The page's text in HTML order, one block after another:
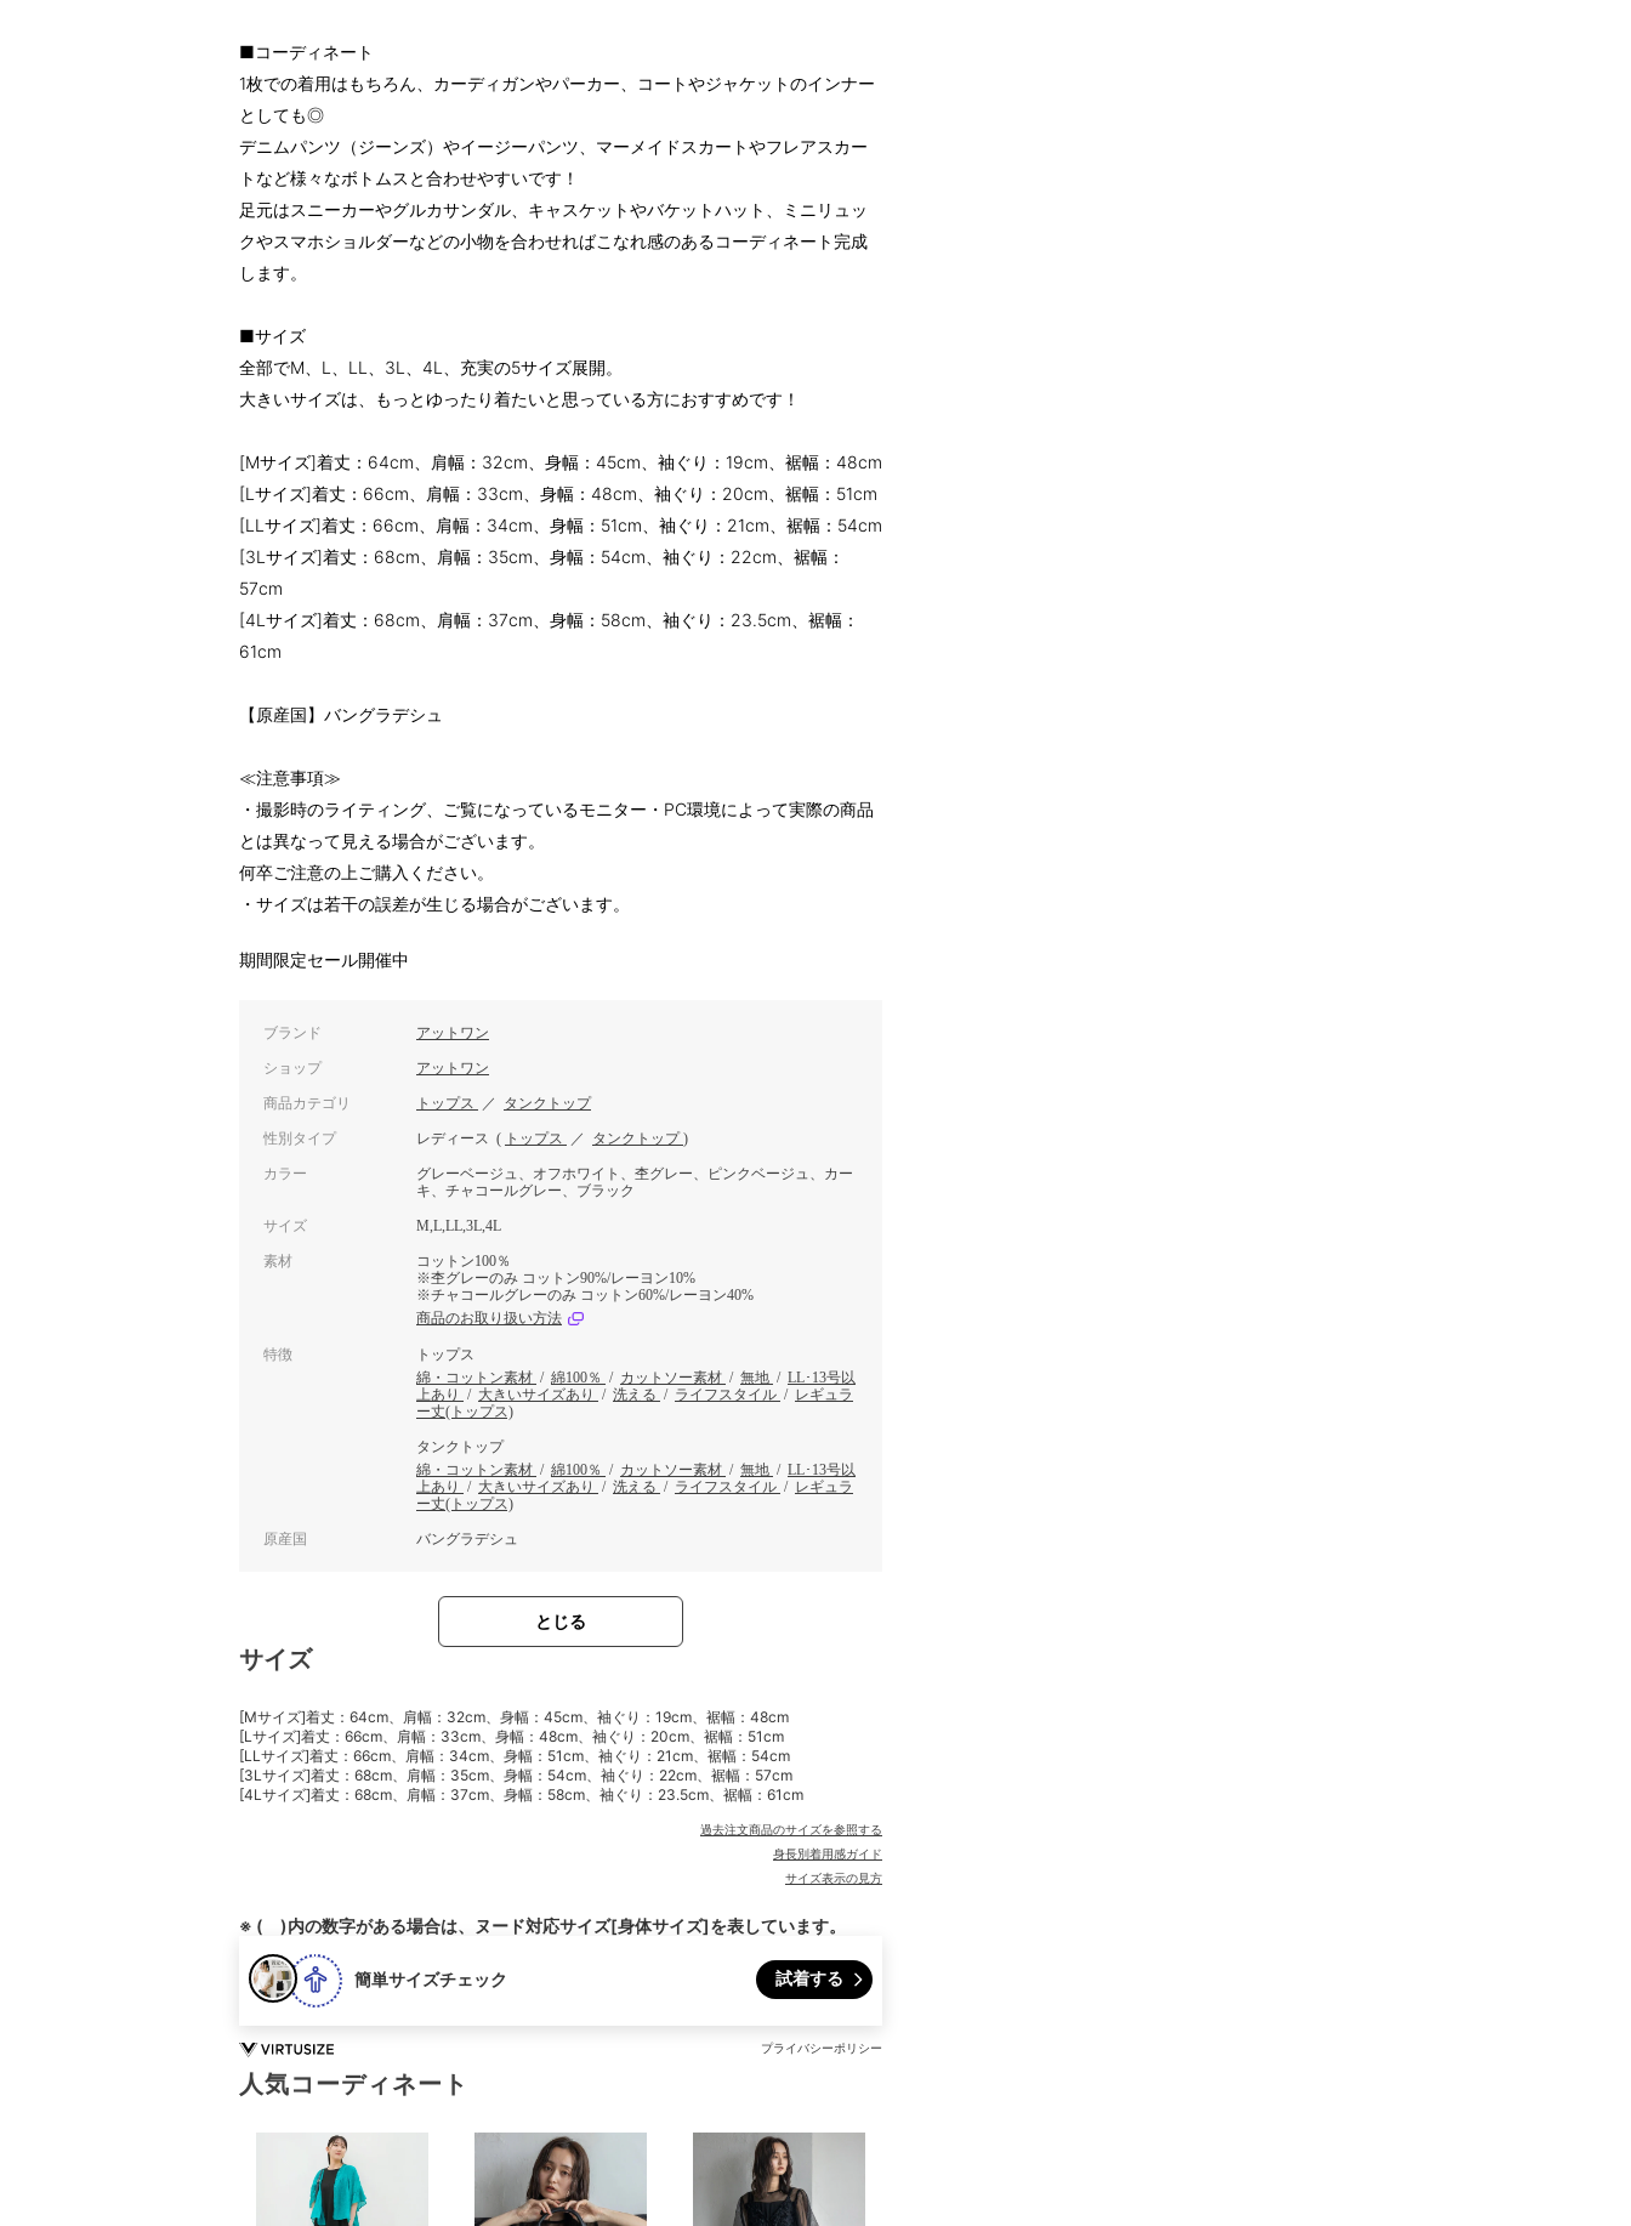
■コーディネート
1枚での着用はもちろん、カーディガンやパーカー、コートやジャケットのインナー
としても◎
デニムパンツ（ジーンズ）やイージーパンツ、マーメイドスカートやフレアスカー
トなど様々なボトムスと合わせやすいです！
足元はスニーカーやグルカサンダル、キャスケットやバケットハット、ミニリュッ
クやスマホショルダーなどの小物を合わせればこなれ感のあるコーディネート完成
します。
■サイズ
全部でM、L、LL、3L、4L、充実の5サイズ展開。
大きいサイズは、もっとゆったり着たいと思っている方におすすめです！
[Mサイズ]着丈：64cm、肩幅：32cm、身幅：45cm、袖ぐり：19cm、裾幅：48cm
[Lサイズ]着丈：66cm、肩幅：33cm、身幅：48cm、袖ぐり：20cm、裾幅：51cm
[LLサイズ]着丈：66cm、肩幅：34cm、身幅：51cm、袖ぐり：21cm、裾幅：54cm
[3Lサイズ]着丈：68cm、肩幅：35cm、身幅：54cm、袖ぐり：22cm、裾幅：
57cm
[4Lサイズ]着丈：68cm、肩幅：37cm、身幅：58cm、袖ぐり：23.5cm、裾幅：
61cm
【原産国】バングラデシュ
≪注意事項≫
・撮影時のライティング、ご覧になっているモニター・PC環境によって実際の商品
とは異なって見える場合がございます。
何卒ご注意の上ご購入ください。
・サイズは若干の誤差が生じる場合がございます。
期間限定セール開催中
ブランド アットワン
ショップ アットワン
商品カテゴリ トップス ／ タンクトップ
性別タイプ レディース ( トップス ／ タンクトップ )
カラー
グレーベージュ、オフホワイト、杢グレー、ピンクベージュ、カー
キ、チャコールグレー、ブラック
サイズ M,L,LL,3L,4L
素材
コットン100％
※杢グレーのみ コットン90%/レーヨン10%
※チャコールグレーのみ コットン60%/レーヨン40%
商品のお取り扱い方法
特徴
トップス
綿・コットン素材 / 綿100％ / カットソー素材 / 無地 / LL･13号以
上あり
/ 大きいサイズあり / 洗える / ライフスタイル / レギュラ
ー丈(トップス)
タンクトップ
綿・コットン素材 / 綿100％ / カットソー素材 / 無地 / LL･13号以
上あり
/ 大きいサイズあり / 洗える / ライフスタイル / レギュラ
ー丈(トップス)
原産国 バングラデシュ
とじる
サイズ
[Mサイズ]着丈：64cm、肩幅：32cm、身幅：45cm、袖ぐり：19cm、裾幅：48cm
[Lサイズ]着丈：66cm、肩幅：33cm、身幅：48cm、袖ぐり：20cm、裾幅：51cm
[LLサイズ]着丈：66cm、肩幅：34cm、身幅：51cm、袖ぐり：21cm、裾幅：54cm
[3Lサイズ]着丈：68cm、肩幅：35cm、身幅：54cm、袖ぐり：22cm、裾幅：57cm
[4Lサイズ]着丈：68cm、肩幅：37cm、身幅：58cm、袖ぐり：23.5cm、裾幅：61cm
過去注文商品のサイズを参照する
身長別着用感ガイド
サイズ表示の見方
※ ( )内の数字がある場合は、ヌード対応サイズ[身体サイズ]を表しています。
簡単サイズチェック 試着する
プライバシーポリシー
人気コーディネート